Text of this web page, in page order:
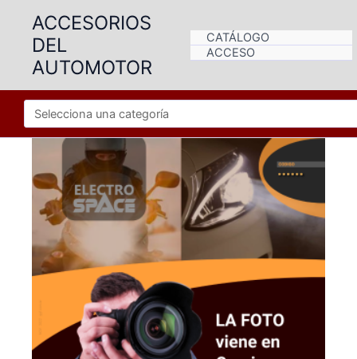
contenido
ACCESORIOS
DEL
AUTOMOTOR
CATÁLOGO
ACCESO